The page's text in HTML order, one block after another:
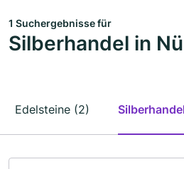
1 Suchergebnisse für
Silberhandel in
Edelsteine (2)